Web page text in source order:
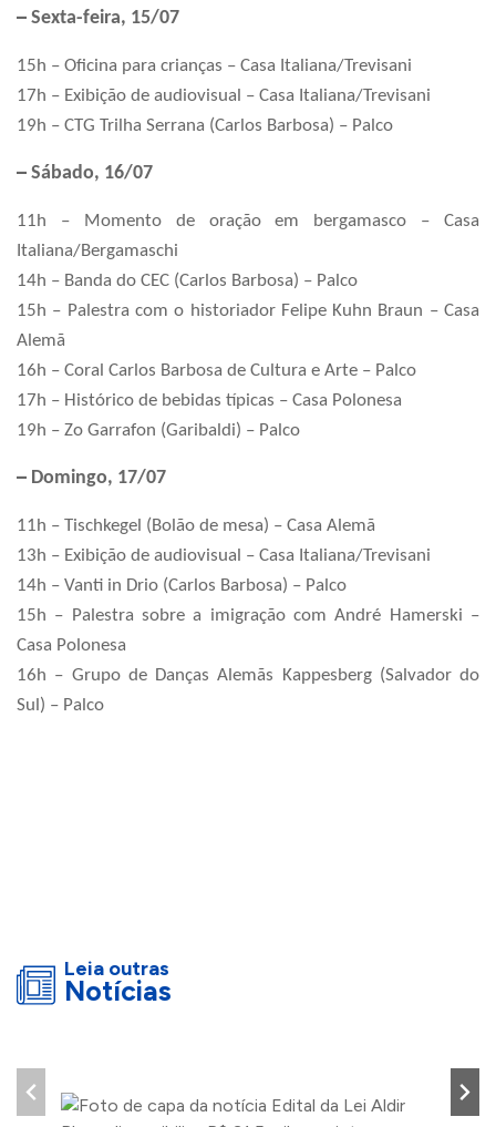
– Sexta-feira, 15/07
15h – Oficina para crianças – Casa Italiana/Trevisani
17h – Exibição de audiovisual – Casa Italiana/Trevisani
19h – CTG Trilha Serrana (Carlos Barbosa) – Palco
– Sábado, 16/07
11h – Momento de oração em bergamasco – Casa
Italiana/Bergamaschi
14h – Banda do CEC (Carlos Barbosa) – Palco
15h – Palestra com o historiador Felipe Kuhn Braun – Casa
Alemã
16h – Coral Carlos Barbosa de Cultura e Arte – Palco
17h – Histórico de bebidas típicas – Casa Polonesa
19h – Zo Garrafon (Garibaldi) – Palco
– Domingo, 17/07
11h – Tischkegel (Bolão de mesa) – Casa Alemã
13h – Exibição de audiovisual – Casa Italiana/Trevisani
14h – Vanti in Drio (Carlos Barbosa) – Palco
15h – Palestra sobre a imigração com André Hamerski –
Casa Polonesa
16h – Grupo de Danças Alemãs Kappesberg (Salvador do
Sul) – Palco
Leia outras
Notícias